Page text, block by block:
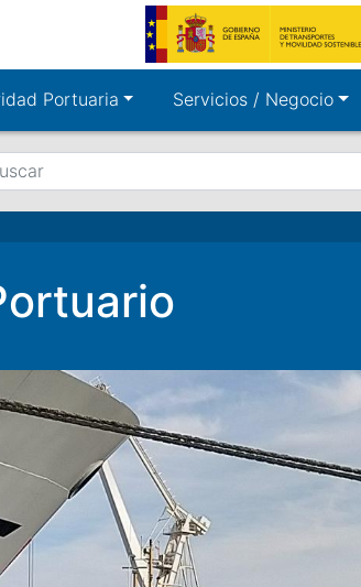
Portuaria Servicios / Negocio